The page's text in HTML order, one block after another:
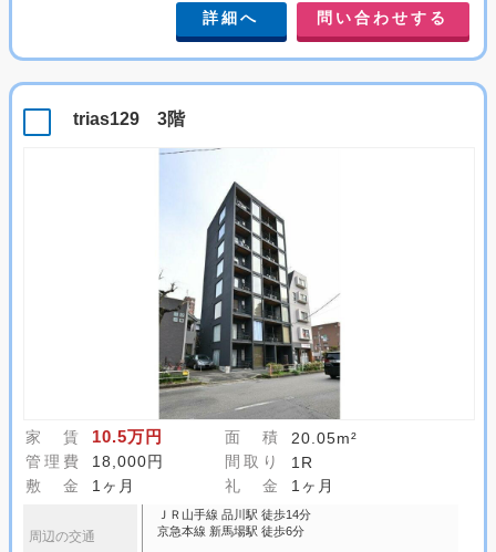
詳細へ 問い合わせする
trias129 3階
家 賃 10.5万円 面 積
20.05m²
管理費
18,000円 間取り
1R
敷 金
1ヶ月 礼 金 1ヶ月
周辺の交通
ＪＲ山手線 品川駅 徒歩14分
京急本線 新馬場駅 徒歩6分